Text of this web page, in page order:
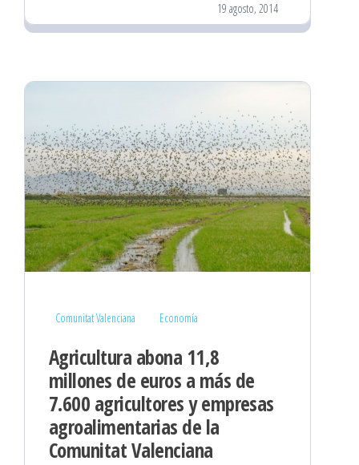
19 agosto, 2014
Comunitat Valenciana Economía
Agricultura abona 11,8
millones de euros a más de
7.600 agricultores y empresas
agroalimentarias de la
Comunitat Valenciana